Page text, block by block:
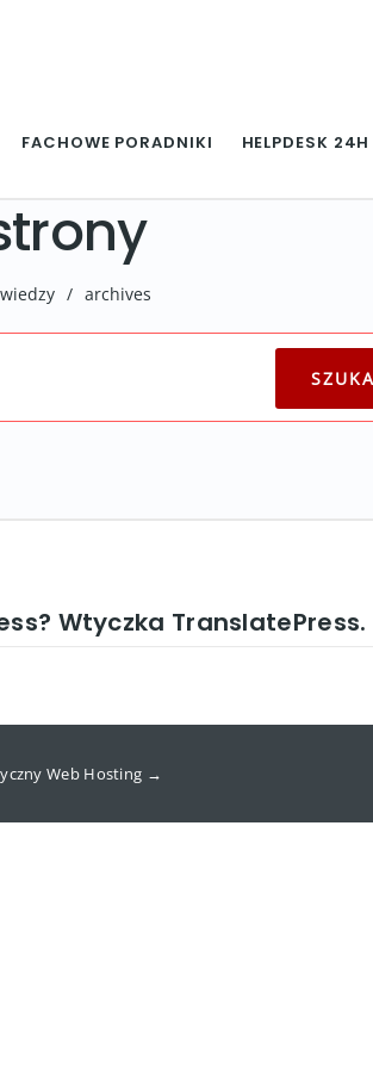
FACHOWE PORADNIKI HELPDESK 24H
/ archives
Wtyczka TranslatePress.
Web Hosting →